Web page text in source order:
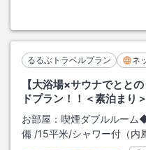
るるぶトラベルプラン ネ
【大浴場×サウナでとと
ドプラン！！＜素泊まり＞
お部屋： 喫煙ダブルルーム
備 /15平米/シャワー付（内